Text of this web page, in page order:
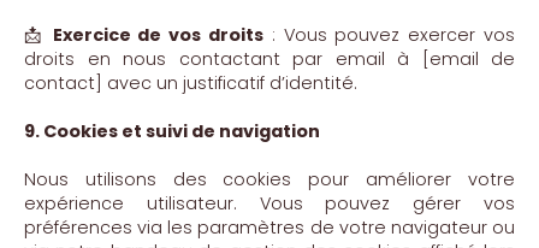
📩 Exercice de vos droits : Vous pouvez exercer vos
droits en nous contactant par email à [email de
contact] avec un justificatif d’identité.
9. Cookies et suivi de navigation
Nous utilisons des cookies pour améliorer votre
expérience utilisateur. Vous pouvez gérer vos
préférences via les paramètres de votre navigateur ou